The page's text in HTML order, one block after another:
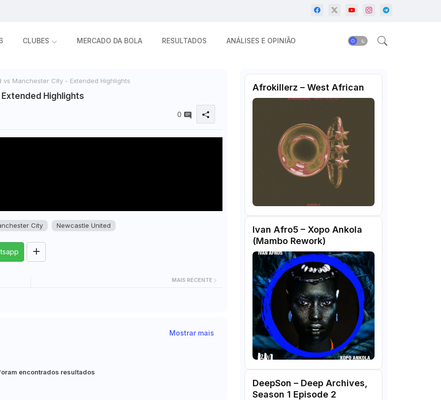
CLUBES MERCADO DA BOLA RESULTADOS ANÁLISES E OPINIÃO
Manchester City - Extended Highlights
Highlights
0
City Newcastle United
MAIS RECENTE
Mostrar mais
encontrados resultados
Afrokillerz – West African
Ivan Afro5 – Xopo Ankola
(Mambo Rework)
DeepSon – Deep Archives,
Season 1 Episode 2